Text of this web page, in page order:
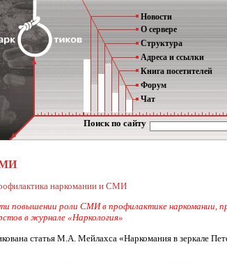
Новости
О сервере
Структура
Адреса и ссылки
Книга посетителей
Форум
Чат
Поиск по сайту
наркомании и СМИ
повышении роли СМИ в профилактике наркомании,
в журнале «Наркология»
статья М.А. Мейлахса «Наркомания в зеркале